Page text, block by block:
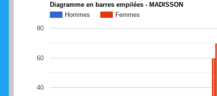
Diagramme en barres empilées - MADISSON
Hommes
Femmes
40
60
80